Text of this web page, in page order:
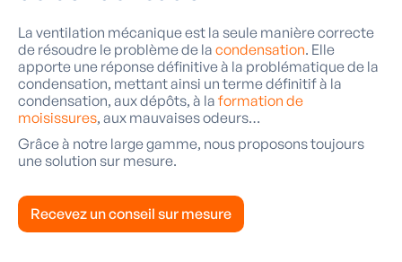
La ventilation mécanique est la seule manière correcte
de résoudre le problème de la condensation. Elle
apporte une réponse définitive à la problématique de la
condensation, mettant ainsi un terme définitif à la
condensation, aux dépôts, à la formation de
moisissures, aux mauvaises odeurs…
Grâce à notre large gamme, nous proposons toujours
une solution sur mesure.
Recevez un conseil sur mesure